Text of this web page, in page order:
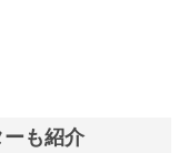
も紹介